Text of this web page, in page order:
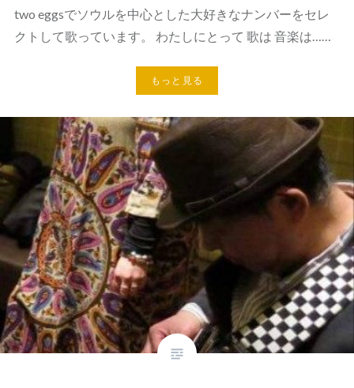
two eggsでソウルを中心とした大好きなナンバーをセレ
クトして歌っています。 わたしにとって 歌は 音楽は……
もっと見る